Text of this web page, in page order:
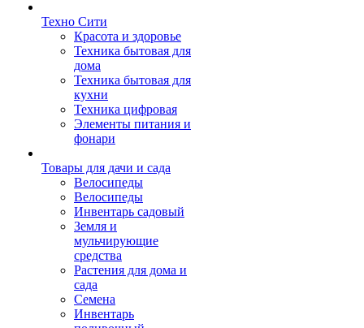
Техно Сити
Красота и здоровье
Техника бытовая для
дома
Техника бытовая для
кухни
Техника цифровая
Элементы питания и
фонари
Товары для дачи и сада
Велосипеды
Велосипеды
Инвентарь садовый
Земля и
мульчирующие
средства
Растения для дома и
сада
Семена
Инвентарь